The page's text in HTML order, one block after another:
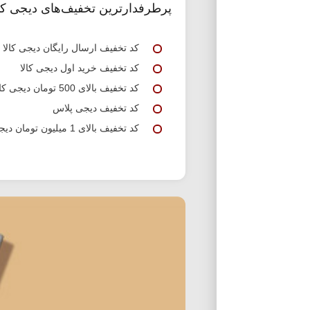
تخفیف های اعمال شده بر روی رقم
در حراج جمعه دیجی کالا محدودیتی
میزان تخفیف هر کدام متفاوت است.
نحوه استفاده از جمعه سیاه دیجی کالا
این بازه زمانی مطلع شده و خریدهای خود
پرطرفدارترین تخفیف‌های دیجی
کد تخفیف ارسال رایگان دیجی کالا
کد تخفیف خرید اول دیجی کالا
کد تخفیف بالای 500 تومان دیجی کالا
کد تخفیف دیجی پلاس
کد تخفیف بالای 1 میلیون تومان دیجی کالا